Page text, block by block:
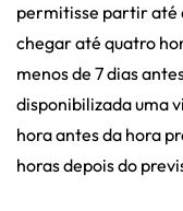
permitisse partir até
chegar até quatro
menos de 7 dias
disponibilizada uma
hora antes da hora
horas depois do